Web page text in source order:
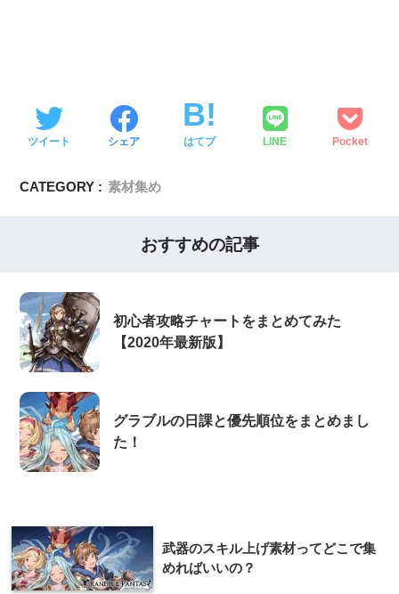
ツイート シェア はてブ LINE Pocket
CATEGORY : 素材集め
おすすめの記事
初心者攻略チャートをまとめてみた
【2020年最新版】
グラブルの日課と優先順位をまとめまし
た！
武器のスキル上げ素材ってどこで集
めればいいの？